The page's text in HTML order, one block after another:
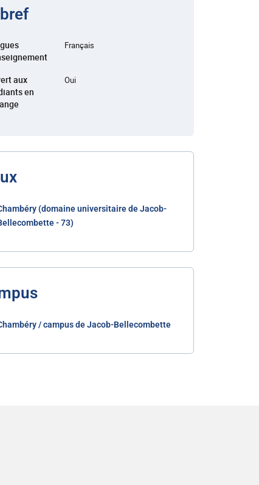
Français
aux
en
Oui
(domaine universitaire de Jacob-
- 73)
/ campus de Jacob-Bellecombette